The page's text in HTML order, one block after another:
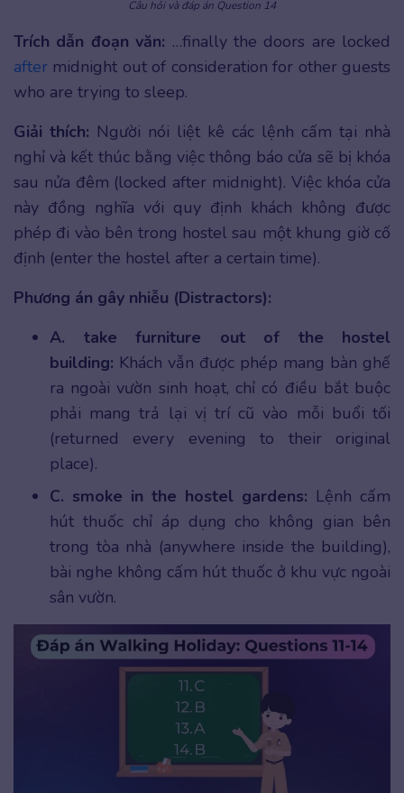
Câu hỏi và đáp án Question 14
Trích dẫn đoạn văn: …finally the doors are locked
after midnight out of consideration for other guests
who are trying to sleep.
Giải thích: Người nói liệt kê các lệnh cấm tại nhà
nghỉ và kết thúc bằng việc thông báo cửa sẽ bị khóa
sau nửa đêm (locked after midnight). Việc khóa cửa
này đồng nghĩa với quy định khách không được
phép đi vào bên trong hostel sau một khung giờ cố
định (enter the hostel after a certain time).
Phương án gây nhiễu (Distractors):
A. take furniture out of the hostel
building: Khách vẫn được phép mang bàn ghế
ra ngoài vườn sinh hoạt, chỉ có điều bắt buộc
phải mang trả lại vị trí cũ vào mỗi buổi tối
(returned every evening to their original
place).
C. smoke in the hostel gardens: Lệnh cấm
hút thuốc chỉ áp dụng cho không gian bên
trong tòa nhà (anywhere inside the building),
bài nghe không cấm hút thuốc ở khu vực ngoài
sân vườn.